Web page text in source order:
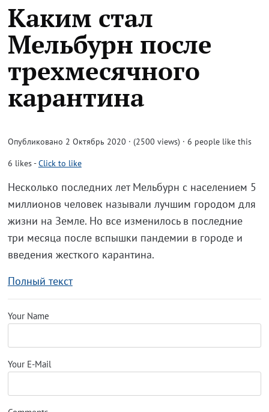
Каким стал
Мельбурн после
трехмесячного
карантина
Опубликовано 2 Октябрь 2020 · (2500 views) · 6 people like this
6 likes-Click to like
Несколько последних лет Мельбурн с населением 5
миллионов человек называли лучшим городом для
жизни на Земле. Но все изменилось в последние
три месяца после вспышки пандемии в городе и
введения жесткого карантина.
Полный текст
Your Name
Your E-Mail